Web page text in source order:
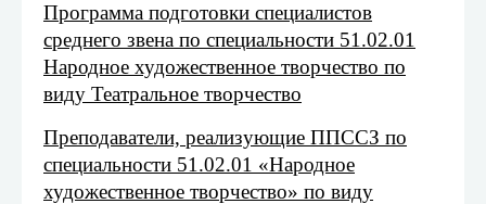
Программа подготовки специалистов
среднего звена по специальности 51.02.01
Народное художественное творчество по
виду Театральное творчество
Преподаватели, реализующие ППССЗ по
специальности 51.02.01 «Народное
художественное творчество» по виду